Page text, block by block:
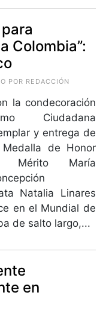
Colombia”:
POR REDACCIÓN
la condecoración
Ciudadana
y entrega de
de Honor
Mérito María
Natalia Linares
en el Mundial de
de salto largo,...
en